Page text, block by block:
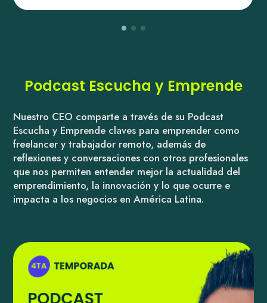
Podcast Escucha y Emprende
Nuestro CEO comparte a través de su Podcast
Escucha y Emprende claves para emprender como
freelancer y trabajador remoto, además de
reflexiones y conversaciones con otros profesionales
que nos permiten entender mejor la actualidad del
emprendimiento, la innovación y lo que ocurre e
impacta a los negocios en América Latina.